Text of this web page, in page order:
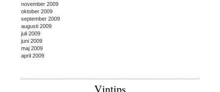
november 2009
oktober 2009
september 2009
augusti 2009
juli 2009
juni 2009
maj 2009
april 2009
Vintips